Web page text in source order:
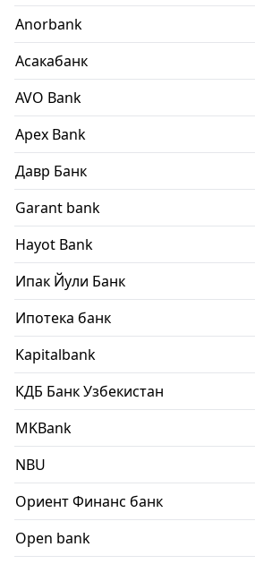
Anorbank
Асакабанк
AVO Bank
Apex Bank
Давр Банк
Garant bank
Hayot Bank
Ипак Йули Банк
Ипотека банк
Kapitalbank
КДБ Банк Узбекистан
MKBank
NBU
Ориент Финанс банк
Open bank